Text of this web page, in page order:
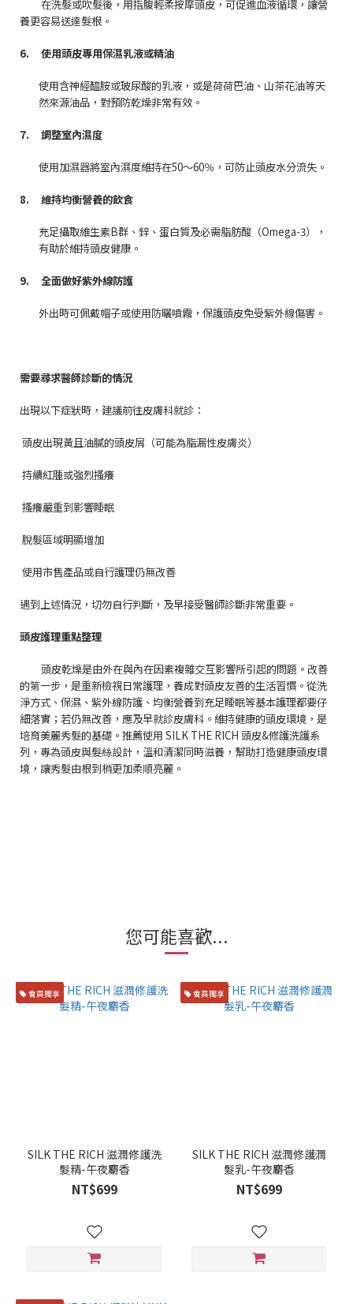
在洗髮或吹髮後，用指腹輕柔按摩頭皮，可促進血液循環，讓營
養更容易送達髮根。
6. 使用頭皮專用保濕乳液或精油
使用含神經醯胺或玻尿酸的乳液，或是荷荷巴油、山茶花油等天
然來源油品，對預防乾燥非常有效。
7. 調整室內濕度
使用加濕器將室內濕度維持在50～60％，可防止頭皮水分流失。
8. 維持均衡營養的飲食
充足攝取維生素B群、鋅、蛋白質及必需脂肪酸（Omega-3），
有助於維持頭皮健康。
9. 全面做好紫外線防護
外出時可佩戴帽子或使用防曬噴霧，保護頭皮免受紫外線傷害。
需要尋求醫師診斷的情況
出現以下症狀時，建議前往皮膚科就診：
頭皮出現黃且油膩的頭皮屑（可能為脂漏性皮膚炎）
持續紅腫或強烈搔癢
搔癢嚴重到影響睡眠
脫髮區域明顯增加
使用市售產品或自行護理仍無改善
遇到上述情況，切勿自行判斷，及早接受醫師診斷非常重要。
頭皮護理重點整理
頭皮乾燥是由外在與內在因素複雜交互影響所引起的問題。改善
的第一步，是重新檢視日常護理，養成對頭皮友善的生活習慣。從洗
淨方式、保濕、紫外線防護、均衡營養到充足睡眠等基本護理都要仔
細落實；若仍無改善，應及早就診皮膚科。維持健康的頭皮環境，是
培育美麗秀髮的基礎。推薦使用 SILK THE RICH 頭皮&修護洗護系
列，專為頭皮與髮絲設計，溫和清潔同時滋養，幫助打造健康頭皮環
境，讓秀髮由根到梢更加柔順亮麗。
您可能喜歡...
會員獨享
SILK THE RICH 滋潤修護洗
髮精-午夜麝香
NT$699
會員獨享
SILK THE RICH 滋潤修護潤
髮乳-午夜麝香
NT$699